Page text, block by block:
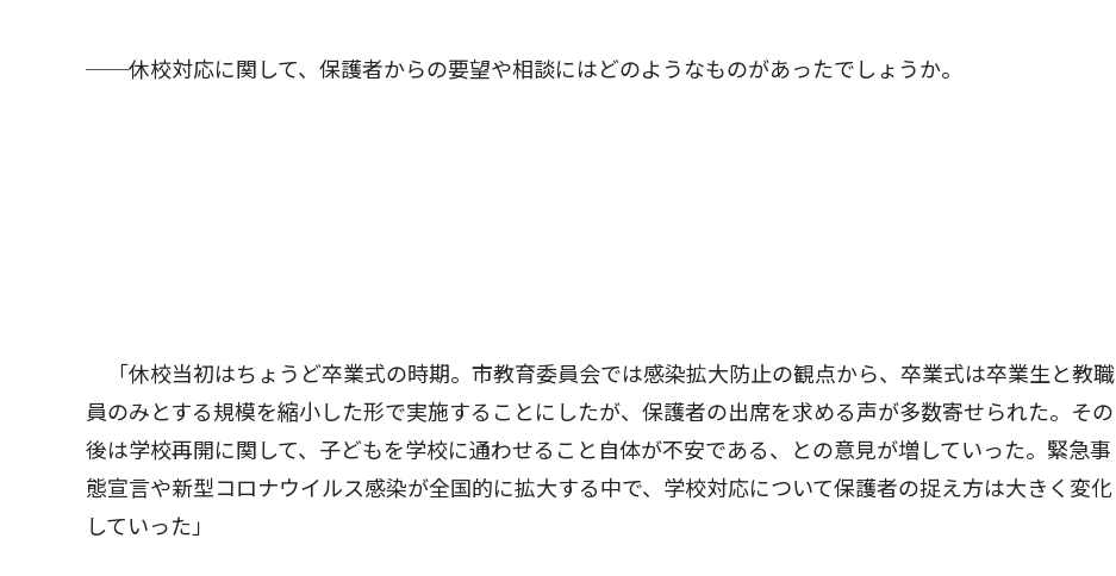
──休校対応に関して、保護者からの要望や相談にはどのようなものがあったでしょうか。
「休校当初はちょうど卒業式の時期。市教育委員会では感染拡大防止の観点から、卒業式は卒業生と教職
員のみとする規模を縮小した形で実施することにしたが、保護者の出席を求める声が多数寄せられた。その
後は学校再開に関して、子どもを学校に通わせること自体が不安である、との意見が増していった。緊急事
態宣言や新型コロナウイルス感染が全国的に拡大する中で、学校対応について保護者の捉え方は大きく変化
していった」